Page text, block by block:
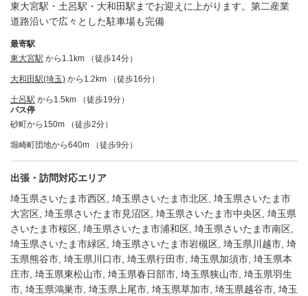
東大宮駅・土呂駅・大和田駅までお迎えに上がります。第二産業
道路沿いで広々とした駐車場も完備
最寄駅
東大宮駅 から1.1km （徒歩14分）
大和田駅(埼玉) から1.2km （徒歩16分）
土呂駅 から1.5km （徒歩19分）
バス停
砂町から150m （徒歩2分）
堀崎町団地から640m （徒歩9分）
出張・訪問対応エリア
埼玉県さいたま市西区, 埼玉県さいたま市北区, 埼玉県さいたま市
大宮区, 埼玉県さいたま市見沼区, 埼玉県さいたま市中央区, 埼玉県
さいたま市桜区, 埼玉県さいたま市浦和区, 埼玉県さいたま市南区,
埼玉県さいたま市緑区, 埼玉県さいたま市岩槻区, 埼玉県川越市, 埼
玉県熊谷市, 埼玉県川口市, 埼玉県行田市, 埼玉県加須市, 埼玉県本
庄市, 埼玉県東松山市, 埼玉県春日部市, 埼玉県狭山市, 埼玉県羽生
市, 埼玉県鴻巣市, 埼玉県上尾市, 埼玉県草加市, 埼玉県越谷市, 埼玉